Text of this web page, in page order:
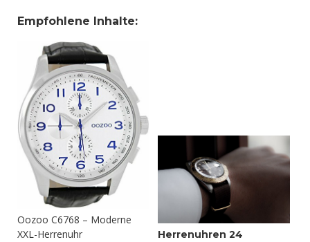
Empfohlene Inhalte:
Oozoo C6768 – Moderne
XXL-Herrenuhr
Herrenuhren 24